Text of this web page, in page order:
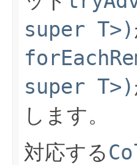
super T>)
super T>)
します。
対応する